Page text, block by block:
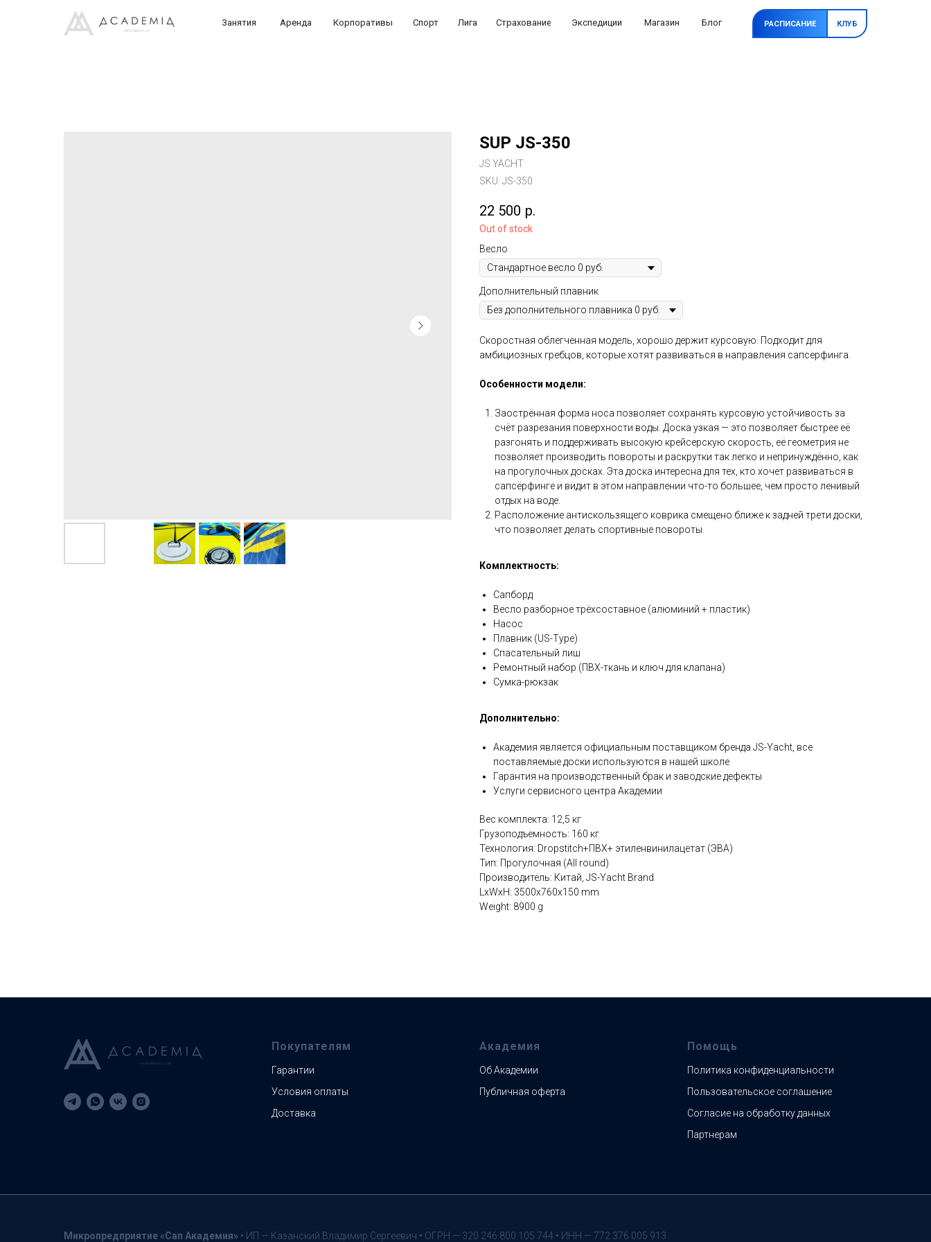
Занятия Страхование
Лига
Аренда Корпоративы Спорт Магазин
Экспедиции Блог РАСПИСАНИЕ КЛУБ
SUP JS-350
JS YACHT
SKU: JS-350
22 500 р.
Out of stock
Весло
Дополнительный плавник
Скоростная облегченная модель, хорошо держит курсовую. Подходит для
амбициозных гребцов, которые хотят развиваться в направления сапсерфинга.
Особенности модели:
Заострённая форма носа позволяет сохранять курсовую устойчивость за
счёт разрезания поверхности воды. Доска узкая — это позволяет быстрее её
разгонять и поддерживать высокую крейсерскую скорость, её геометрия не
позволяет производить повороты и раскрутки так легко и непринуждённо, как
на прогулочных досках. Эта доска интересна для тех, кто хочет развиваться в
сапсёрфинге и видит в этом направлении что-то большее, чем просто ленивый
отдых на воде.
Расположение антискользящего коврика смещено ближе к задней трети доски,
что позволяет делать спортивные повороты.
Комплектность:
Сапборд
Весло разборное трёхсоставное (алюминий + пластик)
Насос
Плавник (US-Type)
Спасательный лиш
Ремонтный набор (ПВХ-ткань и ключ для клапана)
Сумка-рюкзак
Дополнительно:
Академия является официальным поставщиком бренда JS-Yacht, все
поставляемые доски используются в нашей школе
Гарантия на производственный брак и заводские дефекты
Услуги сервисного центра Академии
Вес комплекта: 12,5 кг
Грузоподъемность: 160 кг
Технология: Dropstitch+ПВХ+ этиленвинилацетат (ЭВА)
Тип: Прогулочная (All round)
Производитель: Китай, JS-Yacht Brand
LxWxH: 3500x760x150 mm
Weight: 8900 g
Покупателям
Гарантии
Условия оплаты
Доставка
Академия
Об Академии
Публичная оферта
Помощь
Политика конфиденциальности
Пользовательское соглашение
Согласие на обработку данных
Партнерам
Микропредприятие «Сап Академия» • ИП — Казанский Владимир Сергеевич • ОГРН — 320 246 800 105 744 • ИНН — 772 376 005 913